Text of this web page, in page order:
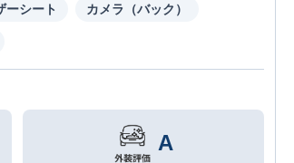
ーシート カメラ（バック）
A